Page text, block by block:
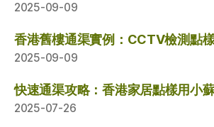
2025-09-09
香港舊樓通渠實例：CCTV檢測點
2025-09-09
快速通渠攻略：香港家居點樣用小
2025-07-26